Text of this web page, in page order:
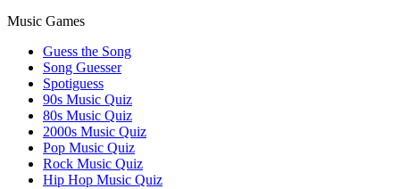
Music Games
Guess the Song
Song Guesser
Spotiguess
90s Music Quiz
80s Music Quiz
2000s Music Quiz
Pop Music Quiz
Rock Music Quiz
Hip Hop Music Quiz